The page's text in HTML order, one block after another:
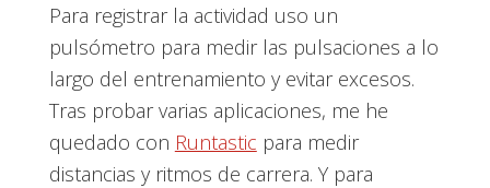
Para registrar la actividad uso un
pulsómetro para medir las pulsaciones a lo
largo del entrenamiento y evitar excesos.
Tras probar varias aplicaciones, me he
quedado con Runtastic para medir
distancias y ritmos de carrera. Y para